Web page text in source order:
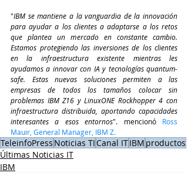
"IBM se mantiene a la vanguardia de la innovación
para ayudar a los clientes a adaptarse a los retos
que plantea un mercado en constante cambio.
Estamos protegiendo las inversiones de los clientes
en la infraestructura existente mientras les
ayudamos a innovar con IA y tecnologías quantum-
safe. Estas nuevas soluciones permiten a las
empresas de todos los tamaños colocar sin
problemas IBM Z16 y LinuxONE Rockhopper 4 con
infraestructura distribuida, aportando capacidades
interesantes a esos entornos". mencionó Ross
Mauir, General Manager, IBM Z.
TeleinfoPress Noticias TICanal ITIBM productos
Últimas Noticias IT
IBM